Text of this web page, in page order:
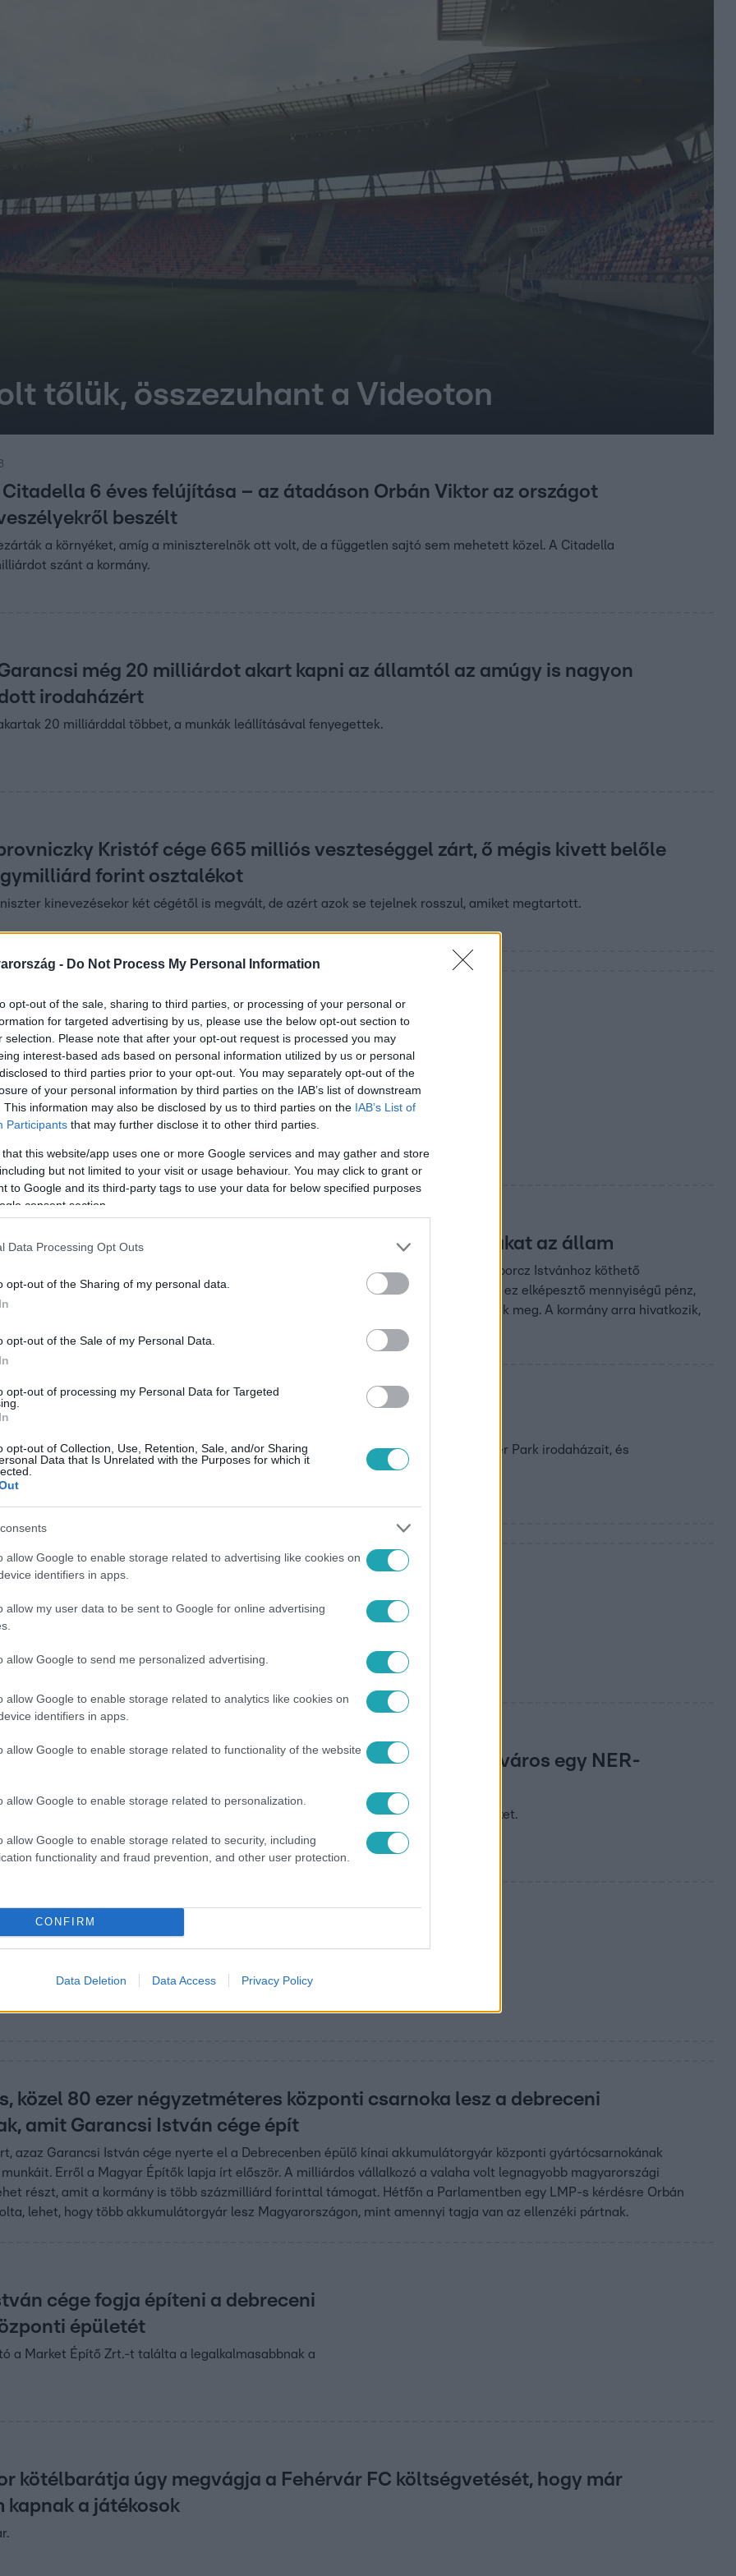
- Do Not Process My Personal Information
opt-out of the sale, sharing to third parties, or processing of your personal or
for targeted advertising by us, please use the below opt-out section to
selection. Please note that after your opt-out request is processed you may
interest-based ads based on personal information utilized by us or personal
to third parties prior to your opt-out. You may separately opt-out of the
of your personal information by third parties on the IAB’s list of downstream
This information may also be disclosed by us to third parties on the IAB’s List of
Participants that may further disclose it to other third parties.
that this website/app uses one or more Google services and may gather and store
but not limited to your visit or usage behaviour. You may click to grant or
to Google and its third-party tags to use your data for below specified purposes
consent section.
Data Processing Opt Outs
opt-out of the Sharing of my personal data.
opt-out of the Sale of my Personal Data.
opt-out of processing my Personal Data for Targeted
opt-out of Collection, Use, Retention, Sale, and/or Sharing
Data that Is Unrelated with the Purposes for which it
allow Google to enable storage related to advertising like cookies on
identifiers in apps.
allow my user data to be sent to Google for online advertising
allow Google to send me personalized advertising.
allow Google to enable storage related to analytics like cookies on
identifiers in apps.
allow Google to enable storage related to functionality of the website
allow Google to enable storage related to personalization.
allow Google to enable storage related to security, including
functionality and fraud prevention, and other user protection.
CONFIRM
Data Deletion Data Access Privacy Policy
tőlük, összezuhant a Videoton
Citadella 6 éves felújítása – az átadáson Orbán Viktor az országot
beszélt
a környéket, amíg a miniszterelnök ott volt, de a független sajtó sem mehetett közel. A Citadella
szánt a kormány.
még 20 milliárdot akart kapni az államtól az amúgy is nagyon
irodaházért
20 milliárddal többet, a munkák leállításával fenyegettek.
Kristóf cége 665 milliós veszteséggel zárt, ő mégis kivett belőle
forint osztalékot
kinevezésekor két cégétől is megvált, de azért azok se tejelnek rosszul, amiket megtartott.
a
milliárdért, titokban vesz NER-es cégektől irodaházakat az állam
el az állam csaknem 600 milliárd forintot irodaházakra, amelyeknek egy részét Tiborcz Istvánhoz köthető
meg. Erről ma a 24.hu és a Válasz Online is írt. Karácsony Gergely azt mondta: ez elképesztő mennyiségű pénz,
ára, amit a miniszterelnök közvetlen családtagjai és legközvetlenebb barátai kapnak meg. A kormány arra hivatkozik,
szép csendben megvásárolja a Dürer Park irodaházait
információi szerint 120 milliárd forintért megveszi a Városliget mellett épített Dürer Park irodaházait, és
már ki is fizetett.
forintot húzott a kaszinókból
és Habony Árpád
5,6 milliárd forint, Habony Árpádnak pedig 2,8
Gergely a közgyűlést megkerülve hagyta jóvá, hogy a főváros egy NER-
barátja, Garancsi István értékesítheti Budapest 44 ezer oszlopán a reklámfelületeket.
az engedélyt: Habony Árpád és Garancsi István cége
közel 80 ezer négyzetméteres központi csarnoka lesz a debreceni
amit Garancsi István cége épít
azaz Garancsi István cége nyerte el a Debrecenben épülő kínai akkumulátorgyár központi gyártócsarnokának
Erről a Magyar Építők lapja írt először. A milliárdos vállalkozó a valaha volt legnagyobb magyarországi
részt, amit a kormány is több százmilliárd forinttal támogat. Hétfőn a Parlamentben egy LMP-s kérdésre Orbán
lehet, hogy több akkumulátorgyár lesz Magyarországon, mint amennyi tagja van az ellenzéki pártnak.
cége fogja építeni a debreceni
épületét
a Market Építő Zrt.-t találta a legalkalmasabbnak a
kötélbarátja úgy megvágja a Fehérvár FC költségvetését, hogy már
kapnak a játékosok